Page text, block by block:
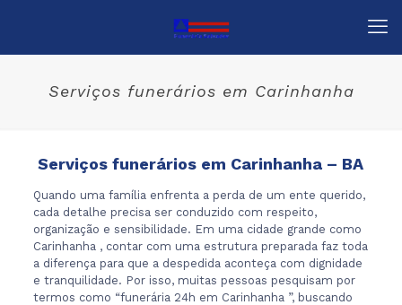
Serviços funerários em Carinhanha
Serviços funerários em Carinhanha – BA
Quando uma família enfrenta a perda de um ente querido,
cada detalhe precisa ser conduzido com respeito,
organização e sensibilidade. Em uma cidade grande como
Carinhanha , contar com uma estrutura preparada faz toda
a diferença para que a despedida aconteça com dignidade
e tranquilidade. Por isso, muitas pessoas pesquisam por
termos como “funerária 24h em Carinhanha ”, buscando